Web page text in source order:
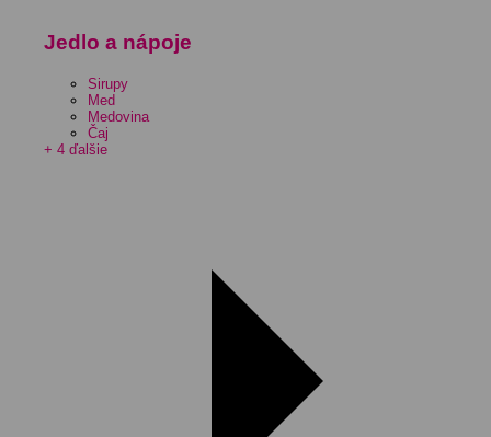
Jedlo a nápoje
Sirupy
Med
Medovina
Čaj
+ 4 ďalšie